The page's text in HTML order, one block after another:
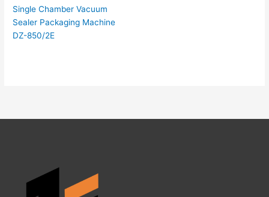
Single Chamber Vacuum
Sealer Packaging Machine
DZ-850/2E